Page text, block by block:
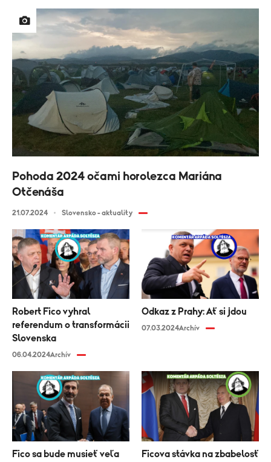
Pohoda 2024 očami horolezca Mariána
Otčenáša
21.07.2024 Slovensko - aktuality
Robert Fico vyhral
referendum o transformácii
Slovenska
06.04.2024Archív
Odkaz z Prahy: Ať si jdou
07.03.2024Archív
Fico sa bude musieť veľa
Ficova stávka na zbabelosť